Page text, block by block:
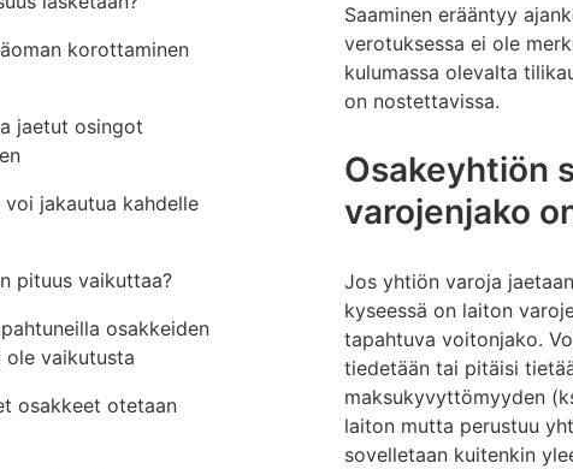
korottaminen
jaetut osingot
voi jakautua kahdelle
pituus vaikuttaa?
osakkeiden
ole vaikutusta
osakkeet otetaan
Saaminen erääntyy
verotuksessa ei ole
kulumassa olevalta
on nostettavissa.
Osakeyhtiön
varojenjako
Jos yhtiön varoja
kyseessä on laiton
tapahtuva voitonjako.
tiedetään tai pitäisi
maksukyvyttömyyden
laiton mutta perustuu
sovelletaan kuitenkin